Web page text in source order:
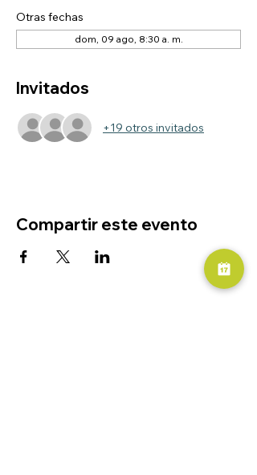
Otras fechas
dom, 09 ago, 8:30 a. m.
Invitados
+19 otros invitados
Compartir este evento